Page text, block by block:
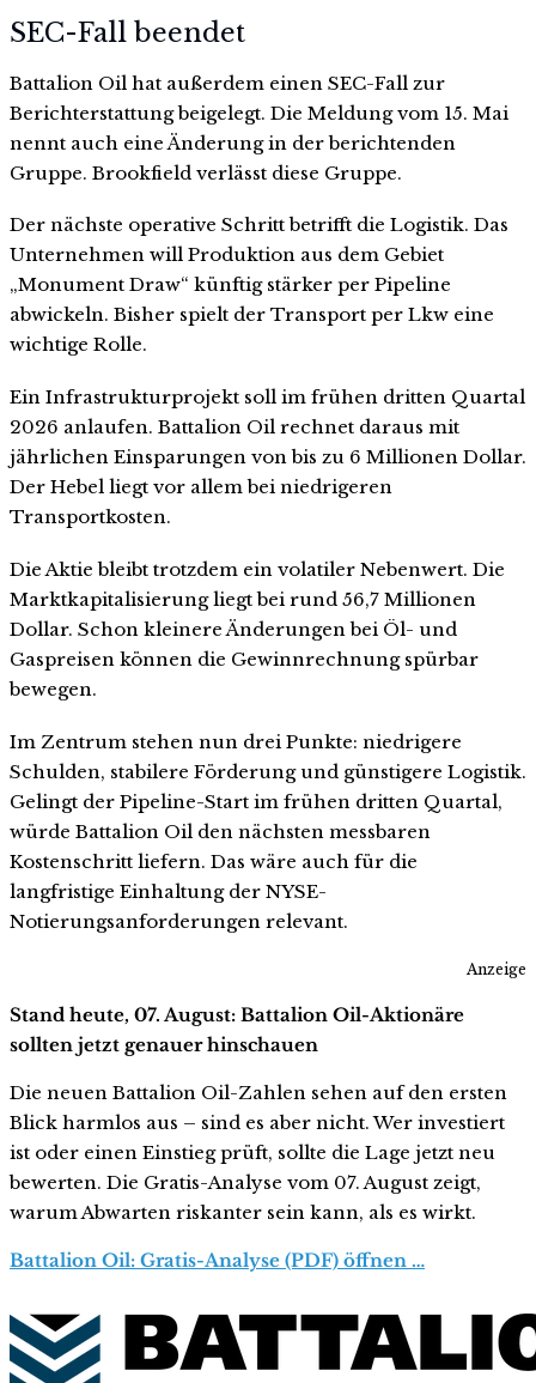
SEC-Fall beendet
Battalion Oil hat außerdem einen SEC-Fall zur
Berichterstattung beigelegt. Die Meldung vom 15. Mai
nennt auch eine Änderung in der berichtenden
Gruppe. Brookfield verlässt diese Gruppe.
Der nächste operative Schritt betrifft die Logistik. Das
Unternehmen will Produktion aus dem Gebiet
„Monument Draw“ künftig stärker per Pipeline
abwickeln. Bisher spielt der Transport per Lkw eine
wichtige Rolle.
Ein Infrastrukturprojekt soll im frühen dritten Quartal
2026 anlaufen. Battalion Oil rechnet daraus mit
jährlichen Einsparungen von bis zu 6 Millionen Dollar.
Der Hebel liegt vor allem bei niedrigeren
Transportkosten.
Die Aktie bleibt trotzdem ein volatiler Nebenwert. Die
Marktkapitalisierung liegt bei rund 56,7 Millionen
Dollar. Schon kleinere Änderungen bei Öl- und
Gaspreisen können die Gewinnrechnung spürbar
bewegen.
Im Zentrum stehen nun drei Punkte: niedrigere
Schulden, stabilere Förderung und günstigere Logistik.
Gelingt der Pipeline-Start im frühen dritten Quartal,
würde Battalion Oil den nächsten messbaren
Kostenschritt liefern. Das wäre auch für die
langfristige Einhaltung der NYSE-
Notierungsanforderungen relevant.
Anzeige
Stand heute, 07. August: Battalion Oil-Aktionäre
sollten jetzt genauer hinschauen
Die neuen Battalion Oil-Zahlen sehen auf den ersten
Blick harmlos aus – sind es aber nicht. Wer investiert
ist oder einen Einstieg prüft, sollte die Lage jetzt neu
bewerten. Die Gratis-Analyse vom 07. August zeigt,
warum Abwarten riskanter sein kann, als es wirkt.
Battalion Oil: Gratis-Analyse (PDF) öffnen …